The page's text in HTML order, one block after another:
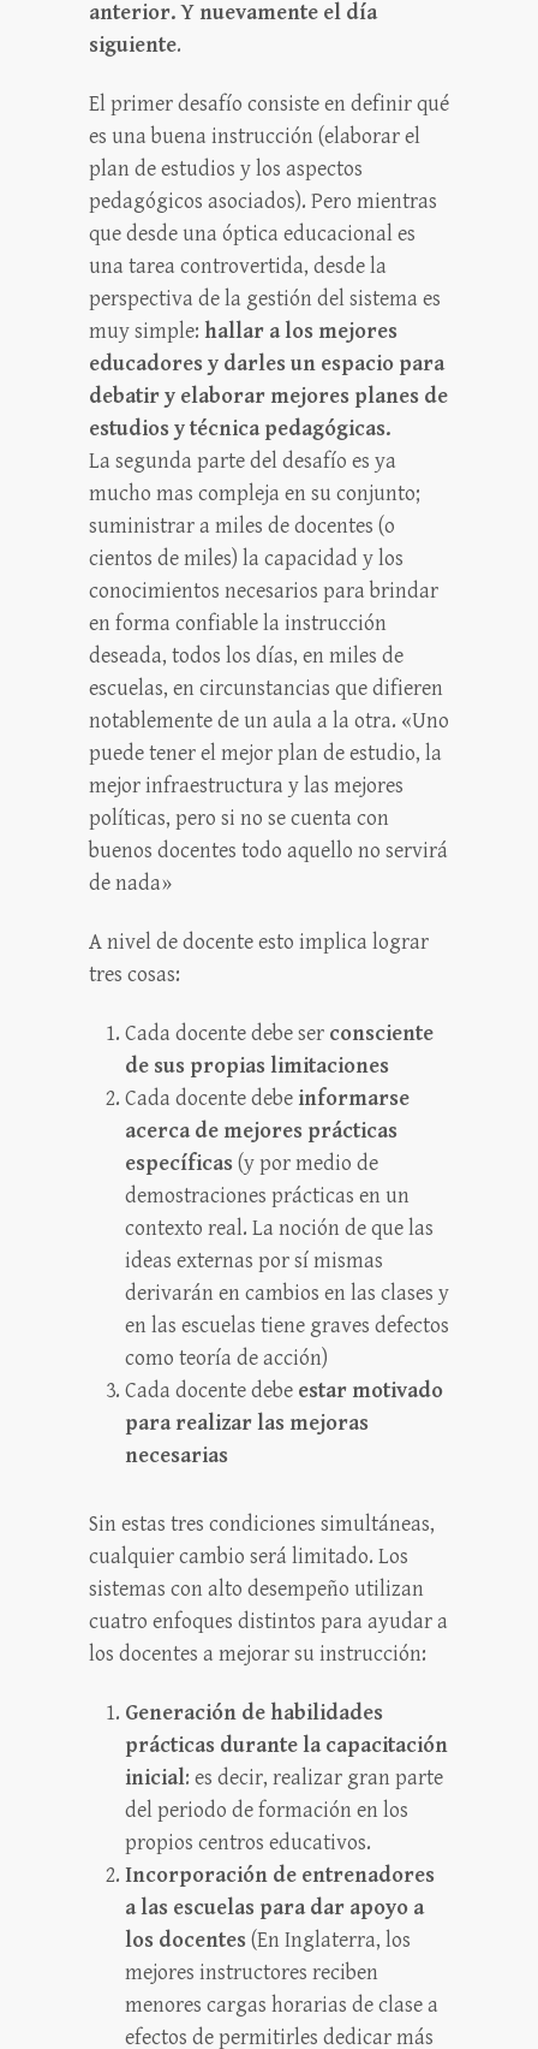
anterior. Y nuevamente el día
siguiente.
El primer desafío consiste en definir qué
es una buena instrucción (elaborar el
plan de estudios y los aspectos
pedagógicos asociados). Pero mientras
que desde una óptica educacional es
una tarea controvertida, desde la
perspectiva de la gestión del sistema es
muy simple: hallar a los mejores
educadores y darles un espacio para
debatir y elaborar mejores planes de
estudios y técnica pedagógicas.
La segunda parte del desafío es ya
mucho mas compleja en su conjunto;
suministrar a miles de docentes (o
cientos de miles) la capacidad y los
conocimientos necesarios para brindar
en forma confiable la instrucción
deseada, todos los días, en miles de
escuelas, en circunstancias que difieren
notablemente de un aula a la otra. «Uno
puede tener el mejor plan de estudio, la
mejor infraestructura y las mejores
políticas, pero si no se cuenta con
buenos docentes todo aquello no servirá
de nada»
A nivel de docente esto implica lograr
tres cosas:
Cada docente debe ser consciente
de sus propias limitaciones
Cada docente debe informarse
acerca de mejores prácticas
específicas(y por medio de
demostraciones prácticas en un
contexto real. La noción de que las
ideas externas por sí mismas
derivarán en cambios en las clases y
en las escuelas tiene graves defectos
como teoría de acción)
Cada docente debe estar motivado
para realizar las mejoras
necesarias
Sin estas tres condiciones simultáneas,
cualquier cambio será limitado. Los
sistemas con alto desempeño utilizan
cuatro enfoques distintos para ayudar a
los docentes a mejorar su instrucción:
Generación de habilidades
prácticas durante la capacitación
inicial: es decir, realizar gran parte
del periodo de formación en los
propios centros educativos.
Incorporación de entrenadores
a las escuelas para dar apoyo a
los docentes(En Inglaterra, los
mejores instructores reciben
menores cargas horarias de clase a
efectos de permitirles dedicar más